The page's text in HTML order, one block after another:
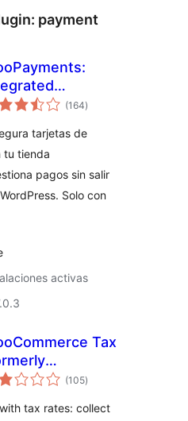
payment
(164valoraciones
en
)
tarjetas de
tu tienda
pagos sin salir
Solo con
activas
Tax
(105valoraciones
en
)
tax rates: collect